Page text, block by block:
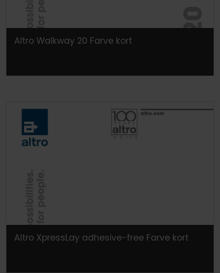
Altro Walkway 20 Farve kort
Altro XpressLay adhesive-free Farve kort